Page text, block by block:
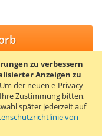
zu verbessern
Anzeigen zu
Um der neuen e-Privacy-
Zustimmung bitten,
später jederzeit auf
von